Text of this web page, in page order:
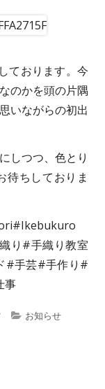
r
s
ております。今
のかを頭の片隅
いながらの初出
しつつ、色とり
待ちしておりま
り#手織り教室
#手芸#手作り#
事
C
お知らせ